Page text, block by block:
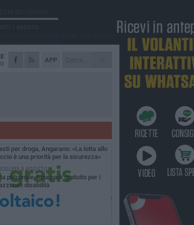
APP
a Bisceglie
4 AGOSTO
caldo, il Comune di Bisceglie
auto incendiate nella notte in via Dieta
1 AGOSTO
per droga, Angarano: «La lotta allo
è una priorità per la sicurezza»
5 AGOSTO
patronale, luna park gratuito per i
con disabilità